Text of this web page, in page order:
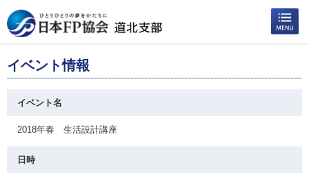
イベント情報
イベント名
2018年春 生活設計講座
日時